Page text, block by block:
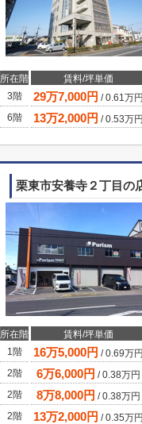
所在階 賃料/坪単価
3階
29万7,000円 /0.61万円
6階
13万2,000円 /0.53万円
栗東市安養寺２丁目の
所在階 賃料/坪単価
1階
16万5,000円 /0.69万円
2階
6万6,000円 /0.38万円
2階
8万8,000円 /0.38万円
2階
13万2,000円 /0.35万円